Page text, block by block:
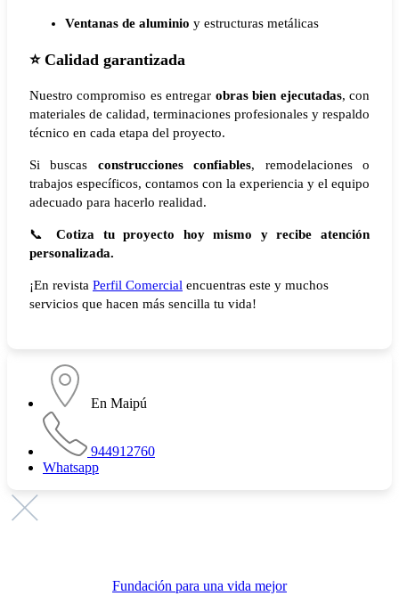
Ventanas de aluminio y estructuras metálicas
⭐ Calidad garantizada
Nuestro compromiso es entregar obras bien ejecutadas, con
materiales de calidad, terminaciones profesionales y respaldo
técnico en cada etapa del proyecto.
Si buscas construcciones confiables, remodelaciones o
trabajos específicos, contamos con la experiencia y el equipo
adecuado para hacerlo realidad.
📞Cotiza tu proyecto hoy mismo y recibe atención
personalizada.
¡En revista Perfil Comercial encuentras este y muchos
servicios que hacen más sencilla tu vida!
En Maipú
944912760
Whatsapp
Fundación para una vida mejor